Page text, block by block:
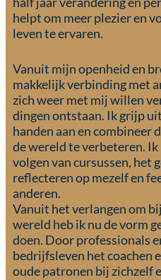
helpt om meer plezier en
leven te ervaren.
Vanuit mijn openheid en
makkelijk verbinding met
zich weer met mij willen
dingen ontstaan. Ik grijp
handen aan en combineer
de wereld te verbeteren.
volgen van cursussen, het
reflecteren op mezelf en
anderen.
Vanuit het verlangen om
wereld heb ik nu de vorm
doen. Door professionals
bedrijfsleven het coachen
oude patronen bij zichzelf